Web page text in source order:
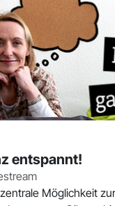
entspannt!
Möglichkeit zur